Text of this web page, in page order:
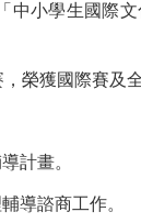
中小學生國際
榮獲國際賽及
計畫。
導諮商工作。